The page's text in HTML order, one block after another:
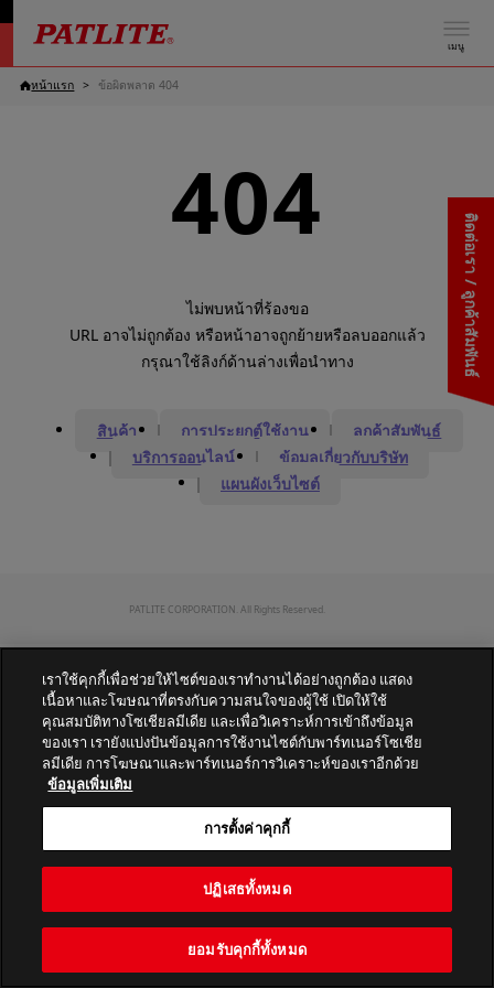
เมนู
ติดต่อเรา / ลูกค้าสัมพันธ์
หน้าแรก ข้อผิดพลาด 404
404
ไม่พบหน้าที่ร้องขอ
URL อาจไม่ถูกต้อง หรือหน้าอาจถูกย้ายหรือลบออกแล้ว
กรุณาใช้ลิงก์ด้านล่างเพื่อนำทาง
สินค้า การประยุกต์ใช้งาน
ลูกค้าสัมพันธ์
บริการออนไลน์
ข้อมูลเกี่ยวกับบริษัท
แผนผังเว็บไซต์
PATLITE CORPORATION. All Rights Reserved.
เราใช้คุกกี้เพื่อช่วยให้ไซต์ของเราทำงานได้อย่างถูกต้อง แสดง
เนื้อหาและโฆษณาที่ตรงกับความสนใจของผู้ใช้ เปิดให้ใช้
คุณสมบัติทางโซเชียลมีเดีย และเพื่อวิเคราะห์การเข้าถึงข้อมูล
ของเรา เรายังแบ่งปันข้อมูลการใช้งานไซต์กับพาร์ทเนอร์โซเชีย
ลมีเดีย การโฆษณาและพาร์ทเนอร์การวิเคราะห์ของเราอีกด้วย
ข้อมูลเพิ่มเติม
การตั้งค่าคุกกี้
ปฏิเสธทั้งหมด
ยอมรับคุกกี้ทั้งหมด